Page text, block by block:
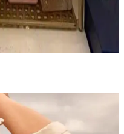
profilleriyle kişisel zevkinizi
seçimler, parfümün gelişimi
zenginleştirir.